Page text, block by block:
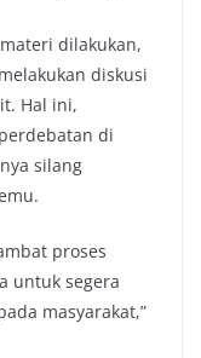
dilakukan,
diskusi
Hal ini,
di
silang
proses
untuk segera
masyarakat,”